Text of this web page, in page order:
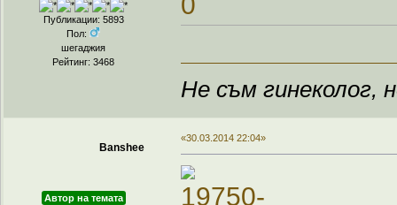
Публикации: 5893
Пол:
шегаджия
Рейтинг: 3468
Не съм гинеколог,
Banshee
Автор на темата
«30.03.2014 22:04»